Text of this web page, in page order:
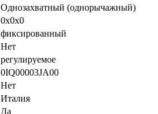
Однозахватный (однорычажный)
0x0x0
фиксированный
Нет
регулируемое
0IQ00003JA00
Нет
Италия
Да